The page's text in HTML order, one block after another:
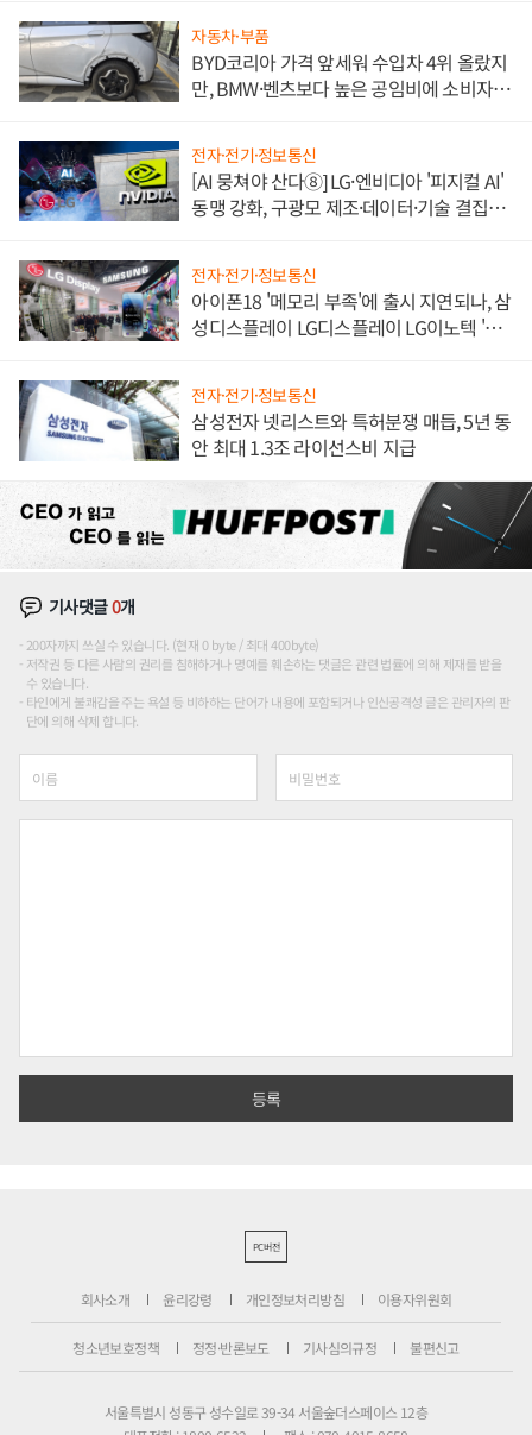
자동차·부품
BYD코리아 가격 앞세워 수입차 4위 올랐지
만, BMW·벤츠보다 높은 공임비에 소비자
전자·전기·정보통신
[AI 뭉쳐야 산다⑧] LG·엔비디아 '피지컬 AI'
동맹 강화, 구광모 제조·데이터·기술 결집
전자·전기·정보통신
아이폰18 '메모리 부족'에 출시 지연되나, 삼
성디스플레이 LG디스플레이 LG이노텍 '탈
전자·전기·정보통신
삼성전자 넷리스트와 특허분쟁 매듭, 5년 동
안 최대 1.3조 라이선스비 지급
기사댓글0개
200자까지 쓰실 수 있습니다. (현재 0 byte / 최대 400byte)
저작권 등 다른 사람의 권리를 침해하거나 명예를 훼손하는 댓글은 관련 법률에 의해 제재를 받을
수 있습니다.
타인에게 불쾌감을 주는 욕설 등 비하하는 단어가 내용에 포함되거나 인신공격성 글은 관리자의 판
단에 의해 삭제 합니다.
PC버전
회사소개 윤리강령 개인정보처리방침 이용자위원회
청소년보호정책 정정·반론보도 기사심의규정 불편신고
서울특별시 성동구 성수일로 39-34 서울숲더스페이스 12층